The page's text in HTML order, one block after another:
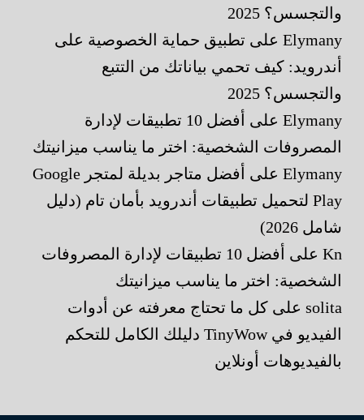
والتجسس؟ 2025
Elymanyعلى تطبيق حماية الخصوصية على
أندرويد: كيف تحمي بياناتك من التتبع
والتجسس؟ 2025
Elymanyعلى
أفضل 10 تطبيقات لإدارة
المصروفات الشخصية: اختر ما يناسب ميزانيتك
Elymanyعلى
أفضل متاجر بديلة لمتجر Google
Play لتحميل تطبيقات أندرويد بأمان تام (دليل
شامل 2026)
Knعلى
أفضل 10 تطبيقات لإدارة المصروفات
الشخصية: اختر ما يناسب ميزانيتك
solitaعلى كل ما تحتاج معرفته عن أدوات
الفيديو في TinyWow دليلك الكامل للتحكم
بالفيديوهات أونلاين